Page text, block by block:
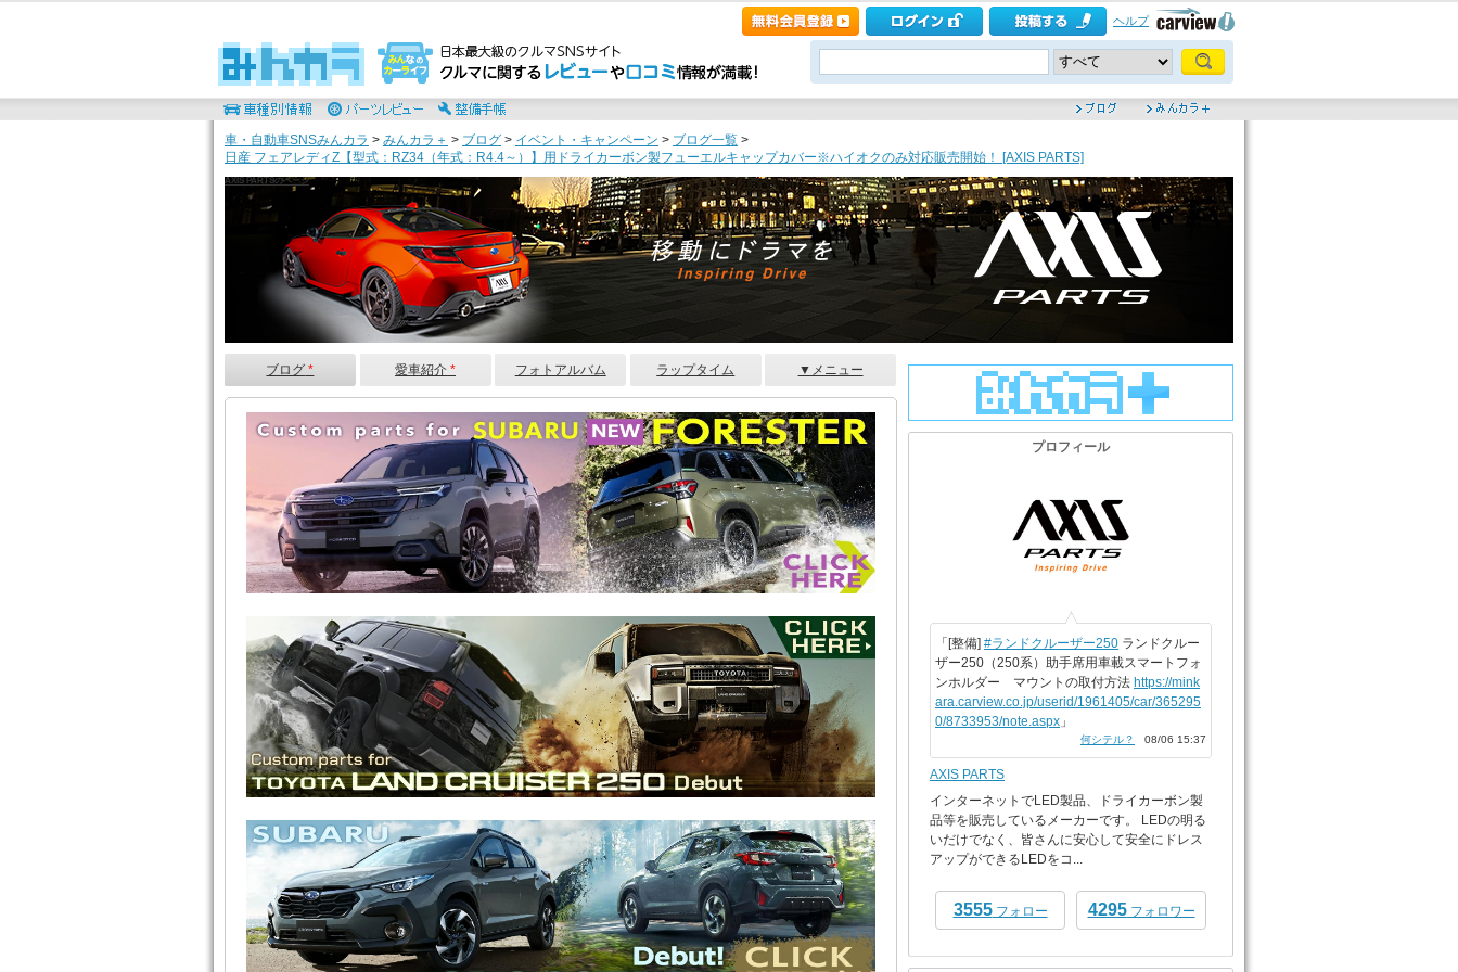
ヘルプ
車・自動車SNSみんカラ > みんカラ＋ > ブログ > イベント・キャンペーン > ブログ一覧 >
日産 フェアレディZ【型式：RZ34（年式：R4.4～）】用ドライカーボン製フューエルキャップカバー※ハイオクのみ対応販売開始！ [AXIS PARTS]
AXIS PARTSのページ
ブログ * 愛車紹介 * フォトアルバム ラップタイム ▼メニュー
プロフィール
「[整備] #ランドクルーザー250 ランドクルー
ザー250（250系）助手席用車載スマートフォ
ンホルダー マウントの取付方法 https://mink
ara.carview.co.jp/userid/1961405/car/365295
0/8733953/note.aspx 」
何シテル？ 08/06 15:37
AXIS PARTS
インターネットでLED製品、ドライカーボン製
品等を販売しているメーカーです。 LEDの明る
いだけでなく、皆さんに安心して安全にドレス
アップができるLEDをコ...
3555フォロー 4295フォロワー